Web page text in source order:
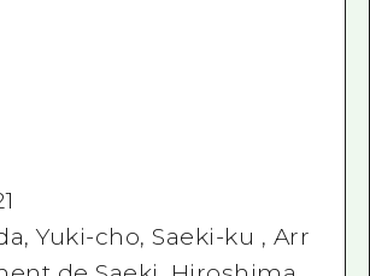
Yuki-cho, Saeki-ku , Arr